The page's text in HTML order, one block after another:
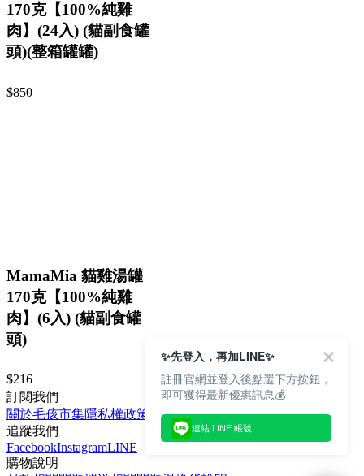
170克【100%純雞
肉】(24入) (貓副食罐
頭)(整箱罐罐)
$850
MamaMia 貓雞湯罐
170克【100%純雞
肉】(6入) (貓副食罐
頭)
$216
訂閱我們
關於毛孩市集隱私權政策
文章
追蹤我們
FacebookInstagramLINE
購物說明
✨先登入，再加LINE✨
註冊官網並登入後點選下方按鈕，
即可獲得最新優惠訊息💰
連結 LINE 帳號